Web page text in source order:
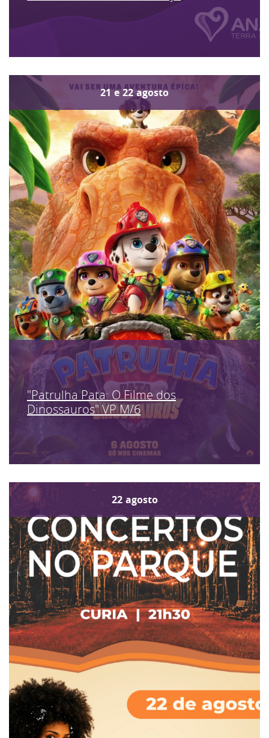
21 e 22 agosto
"Patrulha Pata: O Filme dos
Dinossauros" VP M/6
22 agosto